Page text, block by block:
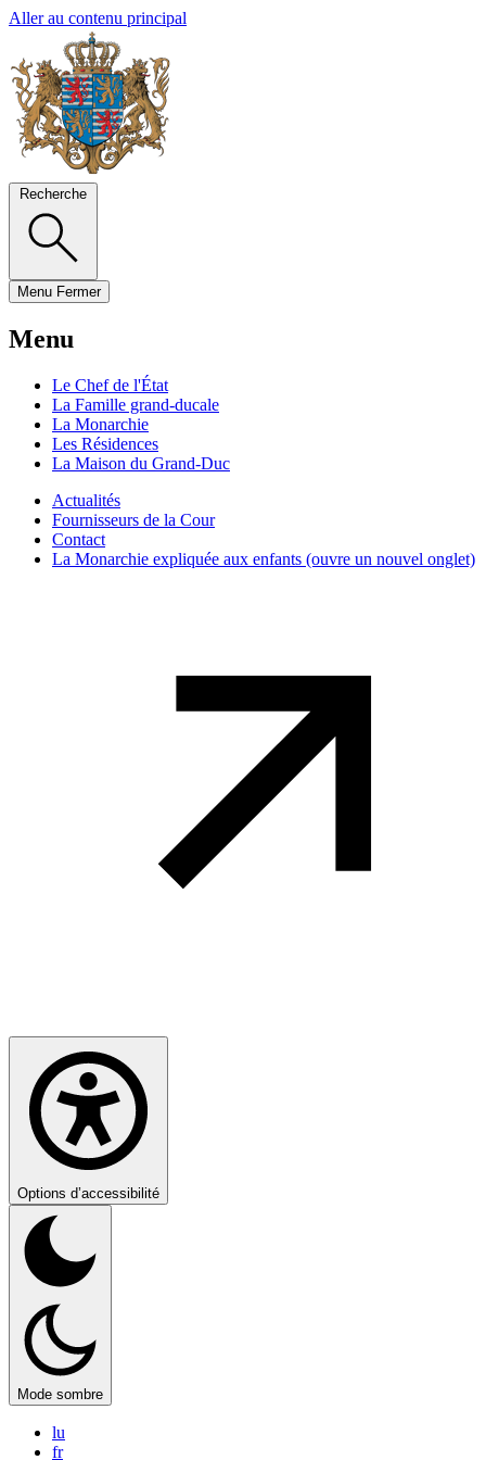
Aller au contenu principal
Recherche
Menu Fermer
Menu
Le Chef de l'État
La Famille grand-ducale
La Monarchie
Les Résidences
La Maison du Grand-Duc
Actualités
Fournisseurs de la Cour
Contact
La Monarchie expliquée aux enfants (ouvre un nouvel onglet)
Options d’accessibilité
Mode sombre
lu
fr